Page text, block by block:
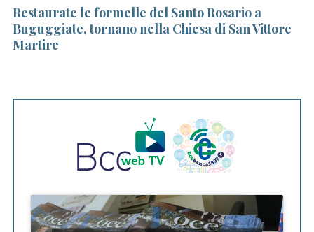
Restaurate le formelle del Santo Rosario a
Buguggiate, tornano nella Chiesa di San Vittore
Martire